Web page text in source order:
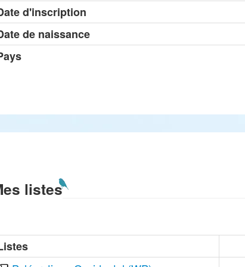
d'inscription
de naissance
listes